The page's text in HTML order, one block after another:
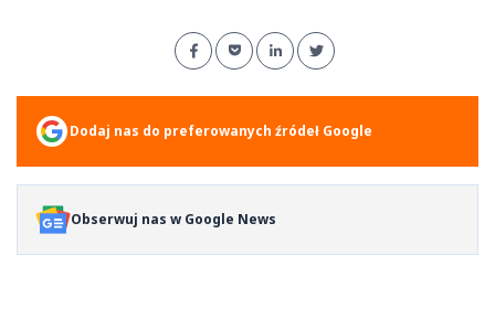
Dodaj nas do preferowanych źródeł Google
Obserwuj nas w Google News